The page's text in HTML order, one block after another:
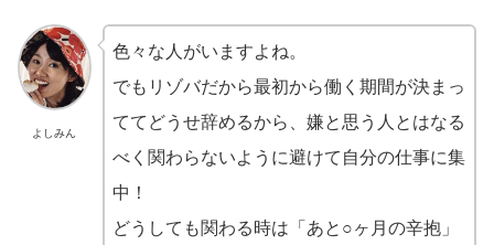
よしみん
色々な人がいますよね。
でもリゾバだから最初から働く期間が決まっ
ててどうせ辞めるから、嫌と思う人とはなる
べく関わらないように避けて自分の仕事に集
中！
どうしても関わる時は「あと○ヶ月の辛抱」